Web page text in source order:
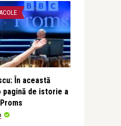
În această
pagină de istorie a